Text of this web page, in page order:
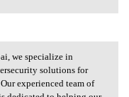
we
we specialize in
solutions for
experienced team of